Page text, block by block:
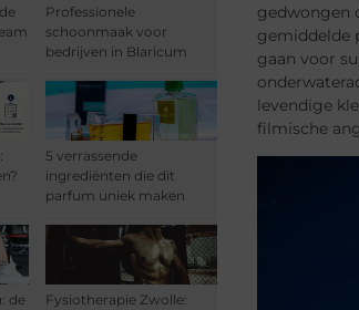
Professionele
schoonmaak voor
bedrijven in Blaricum
5 verrassende
ingrediënten die dit
parfum uniek maken
de
Fysiotherapie Zwolle:
gedwongen
gemiddelde
gaan voor
levendige
filmische